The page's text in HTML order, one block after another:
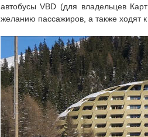
автобусы VBD (для владельцев
желанию пассажиров, а также ходят